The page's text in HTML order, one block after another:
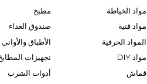
مواد الخياطة
مواد فنية
المواد الحرفية
مواد DIY
قماش
مطبخ
صندوق الغداء
الأطباق والأواني
تجهيزات
أدوات الشرب